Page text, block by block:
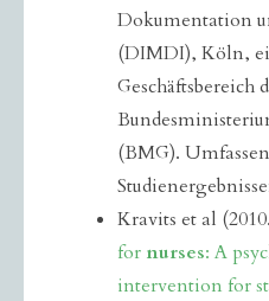
Dokumentation
(DIMDI), Köln,
Geschäftsbereich
(BMG).
Kravits et al (2010.
for nurses: A
intervention for